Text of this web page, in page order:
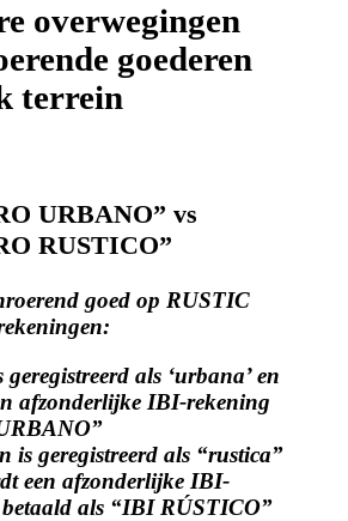
overwegingen
goederen
terrein
URBANO” vs
RUSTICO”
goed op RUSTIC
als ‘urbana’ en
afzonderlijke IBI-rekening
is geregistreerd als “rustica”
een afzonderlijke IBI-
als “IBI RÚSTICO”